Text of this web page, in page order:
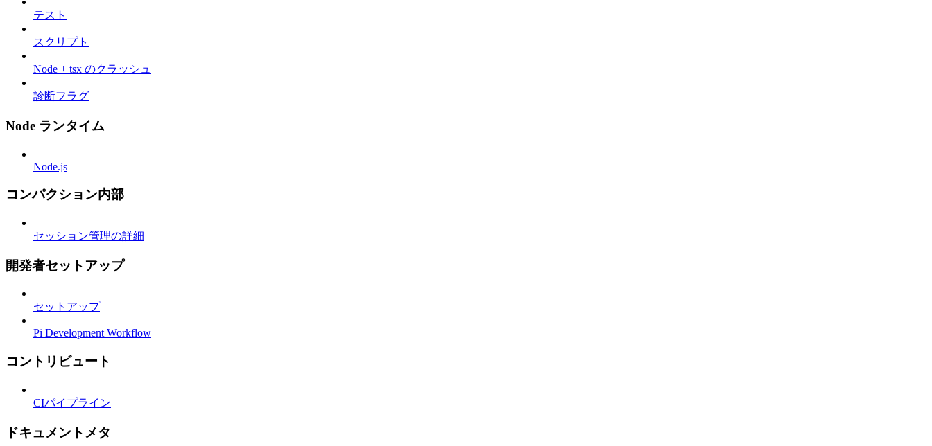
テスト
スクリプト
Node + tsx のクラッシュ
診断フラグ
Node ランタイム
Node.js
コンパクション内部
セッション管理の詳細
開発者セットアップ
セットアップ
Pi Development Workflow
コントリビュート
CIパイプライン
ドキュメントメタ